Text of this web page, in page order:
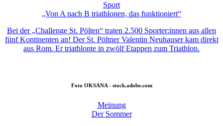
Sport
„Von A nach B triathlonen, das funktioniert“
Bei der „Challenge St. Pölten“ traten 2.500 Sporter:innen aus allen
fünf Kontinenten an! Der St. Pöltner Valentin Neuhauser kam direkt
aus Rom. Er triathlonte in zwölf Etappen zum Triathlon.
Foto OKSANA - stock.adobe.com
Meinung
Der Sommer